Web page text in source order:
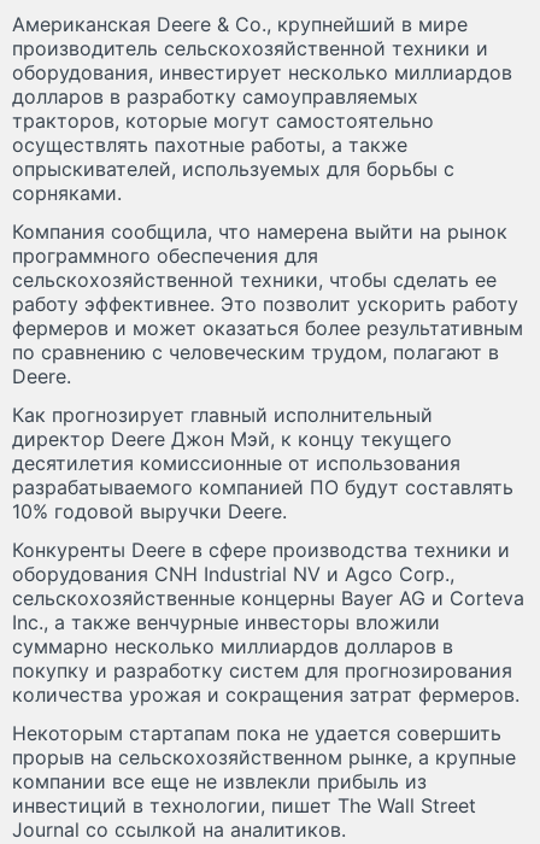
Американская Deere & Co., крупнейший в мире
производитель сельскохозяйственной техники и
оборудования, инвестирует несколько миллиардов
долларов в разработку самоуправляемых
тракторов, которые могут самостоятельно
осуществлять пахотные работы, а также
опрыскивателей, используемых для борьбы с
сорняками.
Компания сообщила, что намерена выйти на рынок
программного обеспечения для
сельскохозяйственной техники, чтобы сделать ее
работу эффективнее. Это позволит ускорить работу
фермеров и может оказаться более результативным
по сравнению с человеческим трудом, полагают в
Deere.
Как прогнозирует главный исполнительный
директор Deere Джон Мэй, к концу текущего
десятилетия комиссионные от использования
разрабатываемого компанией ПО будут составлять
10% годовой выручки Deere.
Конкуренты Deere в сфере производства техники и
оборудования CNH Industrial NV и Agco Corp.,
сельскохозяйственные концерны Bayer AG и Corteva
Inc., а также венчурные инвесторы вложили
суммарно несколько миллиардов долларов в
покупку и разработку систем для прогнозирования
количества урожая и сокращения затрат фермеров.
Некоторым стартапам пока не удается совершить
прорыв на сельскохозяйственном рынке, а крупные
компании все еще не извлекли прибыль из
инвестиций в технологии, пишет The Wall Street
Journal со ссылкой на аналитиков.